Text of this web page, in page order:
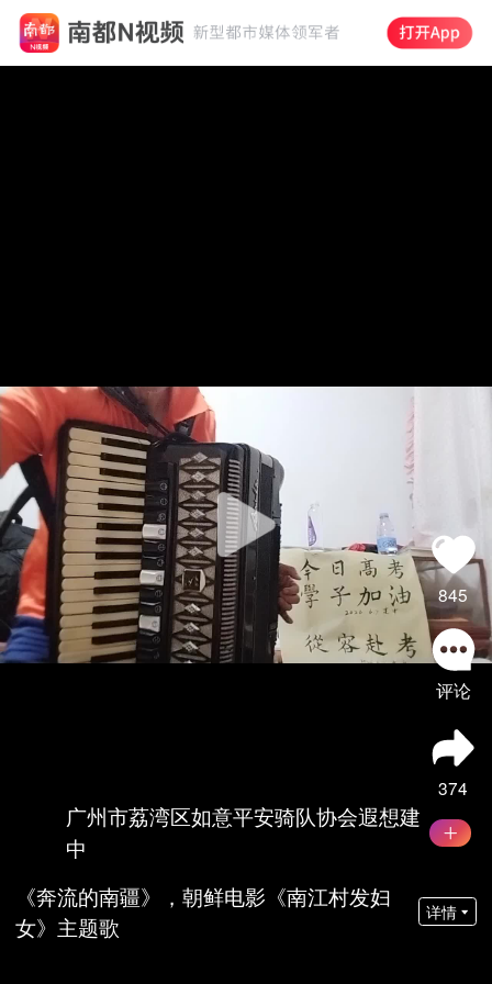
845
评论
374
广州市荔湾区如意平安骑队协会遐想建
中
《奔流的南疆》，朝鲜电影《南江村发妇
女》主题歌
详情